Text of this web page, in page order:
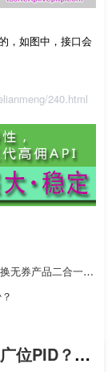
，如图中，接口会
240.html
无券产品二合一的
如何创建超过5000个推广位PID？PID还可以创建多少个？我想创建几万个PID是否可以？